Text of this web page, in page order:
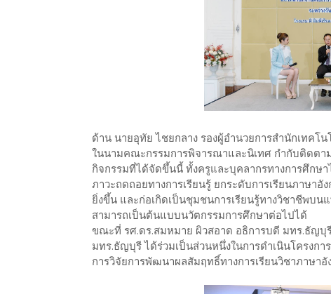
ด้าน นายอุทัย ไชยกลาง รองผู้อำนวยการสำนักเทคโน
ในนามคณะกรรมการพิจารณาและนิเทศ กำกับติดตาม
กิจกรรมที่ได้จัดขึ้นนี้ ทั้งครูและบุคลากรทางการศึกษ
ภาวะถดถอยทางการเรียนรู้ ยกระดับการเรียนภาษา
ยิ่งขึ้น และก่อเกิดเป็นชุมชนการเรียนรู้ทางวิชาชีพบ
สามารถเป็นต้นแบบนวัตกรรมการศึกษาต่อไปได้
ขณะที่ รศ.ดร.สมหมาย ผิวสอาด อธิการบดี มทร.ธัญบุ
มทร.ธัญบุรี ได้ร่วมเป็นส่วนหนึ่งในการดำเนินโครง
การวิจัยการพัฒนาผลสัมฤทธิ์ทางการเรียนวิชาภาษาอั